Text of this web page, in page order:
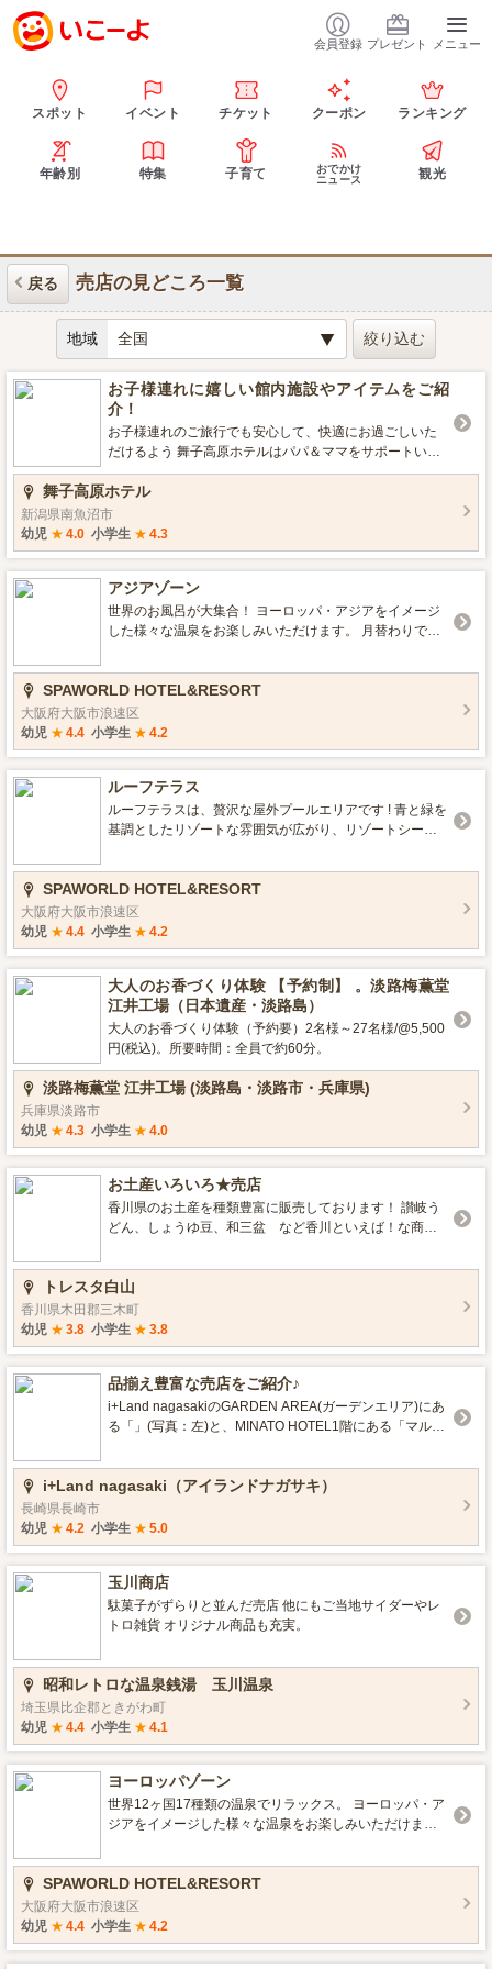
会員登録 プレゼント メニュー
スポット イベント チケット クーポン ランキング
年齢別 特集 子育て
おでかけ
ニュース
観光
戻る 売店の見どころ一覧
地域
お子様連れに嬉しい館内施設やアイテムをご紹
介！
お子様連れのご旅行でも安心して、快適にお過ごしいた
だけるよう 舞子高原ホテルはパパ＆ママをサポートいた
します！ 小さなお子様を連れての旅行は荷物も多いし、
準備が大変！ 急な発熱など、不安も尽きませんよね。 少
しでも快適にお過ごしいただけるよう、館内施設や嬉し
いアイテムをご紹介いたします。 各施設の営業時間等
は、公式サイトをご覧ください。 https://www.maiko-reso
rt.com/hotel/family.html
舞子高原ホテル
新潟県南魚沼市
幼児 ★ 4.0 小学生 ★ 4.3
アジアゾーン
世界のお風呂が大集合！ ヨーロッパ・アジアをイメージ
した様々な温泉をお楽しみいただけます。 月替わりで男
ただけます。
SPAWORLD HOTEL&RESORT
大阪府大阪市浪速区
幼児 ★ 4.4 小学生 ★ 4.2
ルーフテラス
ルーフテラスは、贅沢な屋外プールエリアです ! 青と緑を
基調としたリゾートな雰囲気が広がり、リゾートシート
リーンのパラソルを立てれば、まさに絶好の写真映えス
ポットとなります。都会の中にいることを忘れる、まる
で海外で旅をしているような雰囲気が特長です。 ルーフ
テラスで特別なリゾート体験をお楽しみください !
SPAWORLD HOTEL&RESORT
大阪府大阪市浪速区
幼児 ★ 4.4 小学生 ★ 4.2
大人のお香づくり体験 【予約制】 。淡路梅薫堂
江井工場（日本遺産・淡路島）
大人のお香づくり体験（予約要）2名様～27名様/@5,500
円(税込)。所要時間：全員で約60分。
淡路梅薫堂 江井工場 (淡路島・淡路市・兵庫県)
兵庫県淡路市
幼児 ★ 4.3 小学生 ★ 4.0
お土産いろいろ★売店
香川県のお土産を種類豊富に販売しております！ 讃岐う
どん、しょうゆ豆、和三盆 など香川といえば！な商品
★ 地元三木町の商品も多数取り揃えております(^^) ホテ
ルフロント横にて営業中です。ぜひお立ち寄りください
トレスタ白山
香川県木田郡三木町
幼児 ★ 3.8 小学生 ★ 3.8
品揃え豊富な売店をご紹介♪
i+Land nagasakiのGARDEN AREA(ガーデンエリア)にあ
る「」(写真：左)と、MINATO HOTEL1階にある「マルシ
ブグッズ、軍艦島グッズ、地元の海産物やお酒などを豊
富に取り揃えております。 GARDEN AREA(ガーデンエ
外にも、ご滞在時に役立つアメニティやベビー用品、食
品類もご用意いたしております。また、SHOPの隣にある
「カステラ工房」では、i+Land nagasakiオリジナルのカ
ステラを焼いております。MINATO HOTEL1階にある
「マルシェ」には、地元の作家さんが作ったアクセサリ
ーやオリーブオイルの商品、お土産品などが並びます。
ておりますので、ぜひ一度ご覧くださいませ。
i+Land nagasaki（アイランドナガサキ）
長崎県長崎市
幼児 ★ 4.2 小学生 ★ 5.0
玉川商店
駄菓子がずらりと並んだ売店 他にもご当地サイダーやレ
トロ雑貨 オリジナル商品も充実。
昭和レトロな温泉銭湯 玉川温泉
埼玉県比企郡ときがわ町
幼児 ★ 4.4 小学生 ★ 4.1
ヨーロッパゾーン
世界12ヶ国17種類の温泉でリラックス。 ヨーロッパ・ア
ジアをイメージした様々な温泉をお楽しみいただけま
囲気でお楽しみいただけます。
SPAWORLD HOTEL&RESORT
大阪府大阪市浪速区
幼児 ★ 4.4 小学生 ★ 4.2